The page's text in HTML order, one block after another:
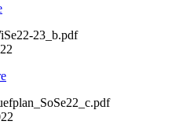
23_b.pdf